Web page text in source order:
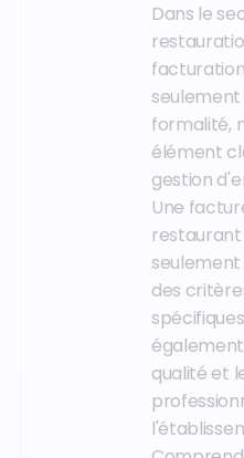
Dans le
seulement
formalité,
élément
gestion
Une
des
qualité et